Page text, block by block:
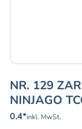
NR. 129
NINJAGO
0.4*inkl. MwSt.